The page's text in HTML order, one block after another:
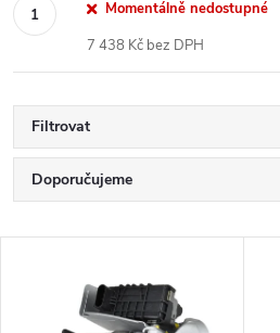
Momentálně nedostupné
7 438 Kč bez DPH
Filtrovat
Ř
a
Doporučujeme
Nejprodávanější